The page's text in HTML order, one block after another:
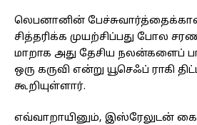
லெபனானின் பேச்சுவார்த்தைக்கான
சித்தரிக்க முயற்சிப்பது போல
மாறாக அது தேசிய நலன்களைப்
ஒரு கருவி என்று யூசெஃப் ராகி
கூறியுள்ளார்.
எவ்வாறாயினும், இஸ்ரேலுடன்